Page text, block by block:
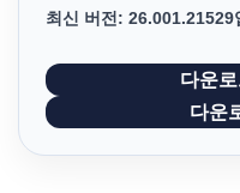
최신 버전: 26.001.21529
다운
다운